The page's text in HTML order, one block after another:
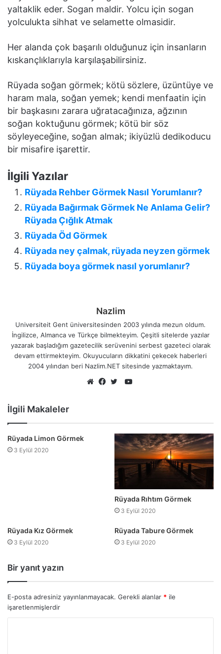
yaltaklik eder. Sogan maldir. Yolcu için sogan
yolculukta sihhat ve selamette olmasidir.
Her alanda çok başarılı olduğunuz için insanların
kıskançlıklarıyla karşılaşabilirsiniz.
Rüyada soğan görmek; kötü sözlere, üzüntüye ve
haram mala, soğan yemek; kendi menfaatin için
bir başkasını zarara uğratacağınıza, ağzının
soğan koktuğunu görmek; kötü bir söz
söyleyeceğine, soğan almak; ikiyüzlü dedikoducu
bir misafire işarettir.
İlgili Yazılar
Rüyada Rehber Görmek Nasıl Yorumlanır?
Rüyada Bağırmak Görmek Ne Anlama Gelir?
Rüyada Çığlık Atmak
Rüyada Öd Görmek
Rüyada ney çalmak, rüyada neyzen görmek
Rüyada boya görmek nasıl yorumlanır?
Nazlim
Universiteit Gent üniversitesinden 2003 yılında mezun oldum.
İngilizce, Almanca ve Türkçe bilmekteyim. Çeşitli sitelerde yazılar
yazarak başladığım gazetecilik serüvenini serbest gazeteci olarak
devam ettirmekteyim. Okuyucuların dikkatini çekecek haberleri
2004 yılından beri Nazlim.NET sitesinde yazmaktayım.
YouTube
İlgili Makaleler
Rüyada Limon Görmek
3 Eylül 2020
Rüyada Rıhtım Görmek
3 Eylül 2020
Rüyada Kız Görmek
3 Eylül 2020
Rüyada Tabure Görmek
3 Eylül 2020
Bir yanıt yazın
E-posta adresiniz yayınlanmayacak. Gerekli alanlar * ile
işaretlenmişlerdir